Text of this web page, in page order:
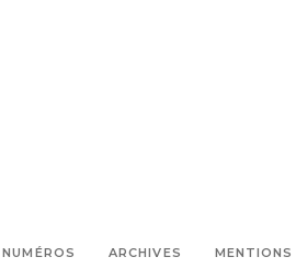
ARCHIVES MENTIONS